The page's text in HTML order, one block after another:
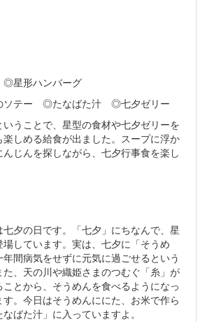
形ハンバーグ
ソテー ◎たなばた汁 ◎七夕ゼリー
うことで、星型の食材や七夕ゼリーを
しめる給食が出ました。スープに浮か
じんを探しながら、七夕行事食を楽し
夕の日です。「七夕」にちなんで、星
しています。実は、七夕に「そうめ
間病気をせずに元気に過ごせるという
、天の川や織姫さまのつむぐ「糸」が
とから、そうめんを食べるようになっ
。今日はそうめんににた、お米で作ら
ばた汁」に入っていますよ。